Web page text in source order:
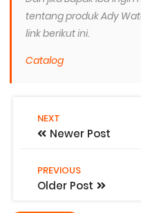
tentang produk Ady
link berikut ini.
Catalog
NEXT
Newer Post
PREVIOUS
Older Post